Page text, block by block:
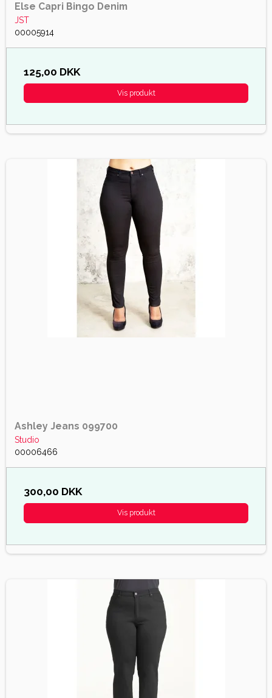
Else Capri Bingo Denim
JST
00005914
125,00 DKK
Vis produkt
Ashley Jeans 099700
Studio
00006466
300,00 DKK
Vis produkt